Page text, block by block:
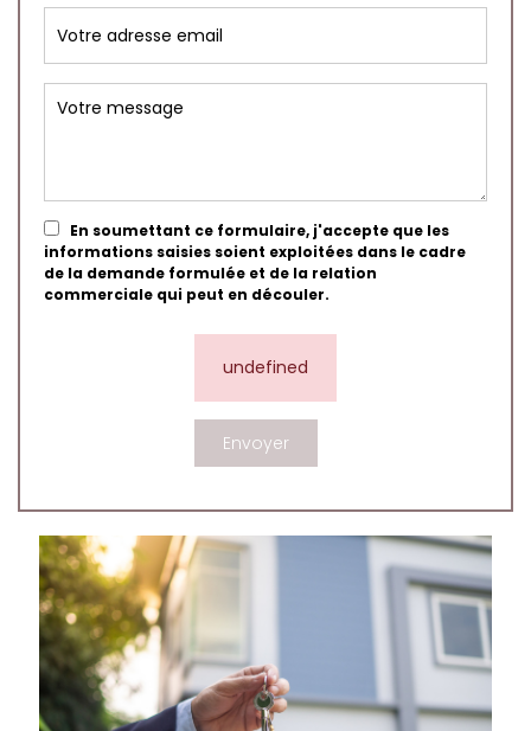
En soumettant ce formulaire, j'accepte que les
informations saisies soient exploitées dans le cadre
de la demande formulée et de la relation
commerciale qui peut en découler.
undefined